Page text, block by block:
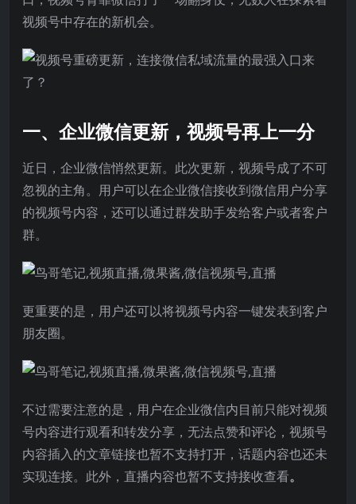
视频号中存在的新机会。
一、企业微信更新，视频号再上一分
近日，企业微信悄然更新。此次更新，视频号成了不可
忽视的主角。用户可以在企业微信接收到微信用户分享
的视频号内容，还可以通过群发助手发给客户或者客户
群。
更重要的是，用户还可以将视频号内容一键发表到客户
朋友圈。
不过需要注意的是，用户在企业微信内目前只能对视频
号内容进行观看和转发分享，无法点赞和评论，视频号
内容插入的文章链接也暂不支持打开，话题内容也还未
实现连接。此外，直播内容也暂不支持接收查看。